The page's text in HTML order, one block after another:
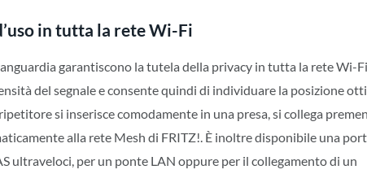
in tutta la rete Wi-Fi
garantiscono la tutela della privacy in tutta la rete Wi-Fi
del segnale e consente quindi di individuare la posizione
si inserisce comodamente in una presa, si collega
alla rete Mesh di FRITZ!. È inoltre disponibile una
ultraveloci, per un ponte LAN oppure per il collegamento di un